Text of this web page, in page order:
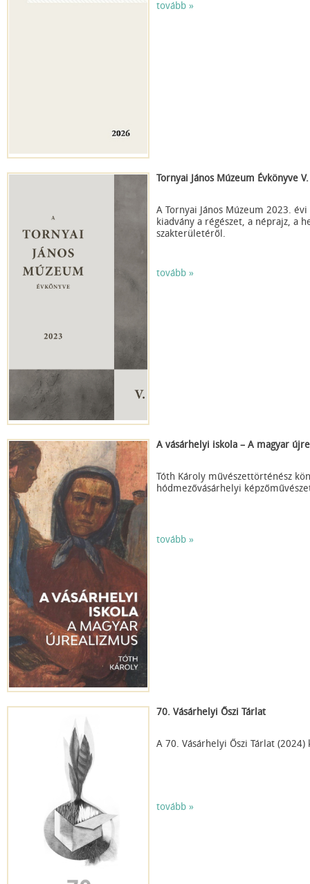
tovább »
Tornyai János Múzeum Évkönyve V.
A Tornyai János Múzeum 2023.
kiadvány a régészet, a néprajz, a
szakterületéről.
tovább »
A vásárhelyi iskola – A magyar
Tóth Károly művészettörténész
hódmezővásárhelyi
tovább »
70. Vásárhelyi Őszi Tárlat
A 70. Vásárhelyi Őszi Tárlat
tovább »